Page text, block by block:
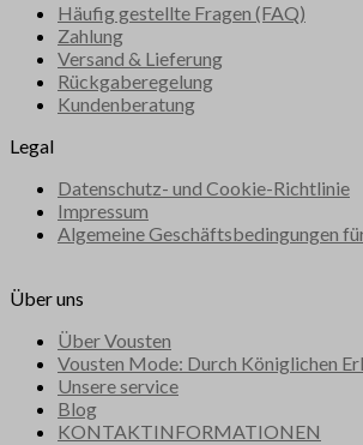
Häufig gestellte Fragen (FAQ)
Zahlung
Versand & Lieferung
Rückgaberegelung
Kundenberatung
Legal
Datenschutz- und Cookie-Richtlinie
Impressum
Algemeine Geschäftsbedingungen
Über uns
Über Vousten
Vousten Mode: Durch Königlichen
Unsere service
Blog
KONTAKTINFORMATIONEN